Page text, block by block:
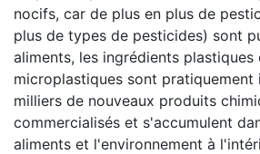
nocifs, car de plus en plus de
plus de types de pesticides) sont
aliments, les ingrédients plastiques
microplastiques sont pratiquement
milliers de nouveaux produits
commercialisés et s'accumulent
aliments et l'environnement à